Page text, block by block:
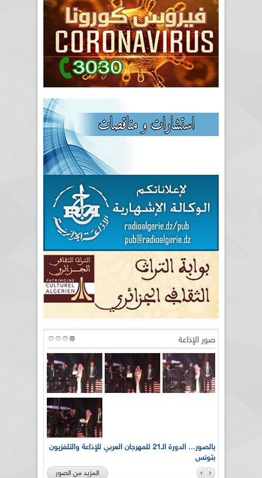
صور الإذاعة
بالصور... الدورة الـ21 للمهرجان العربي للإذاعة والتلفزيون
بتونس
المزيد من الصور